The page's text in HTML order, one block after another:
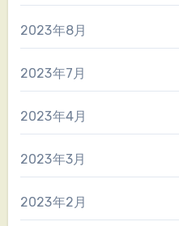
2023年8月
2023年7月
2023年4月
2023年3月
2023年2月